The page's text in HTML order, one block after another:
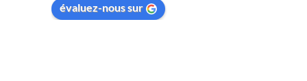
évaluez-nous sur